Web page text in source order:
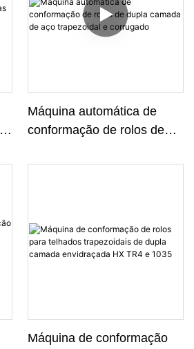
Máquina automática de
conformação de rolos de
trapezoidal e corrugado
Máquina de conformação